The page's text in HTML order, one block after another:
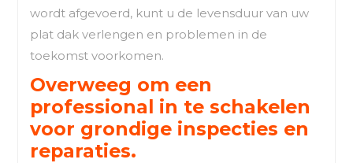
wordt afgevoerd, kunt u de levensduur van uw
plat dak verlengen en problemen in de
toekomst voorkomen.
Overweeg om een
professional in te schakelen
voor grondige inspecties en
reparaties.